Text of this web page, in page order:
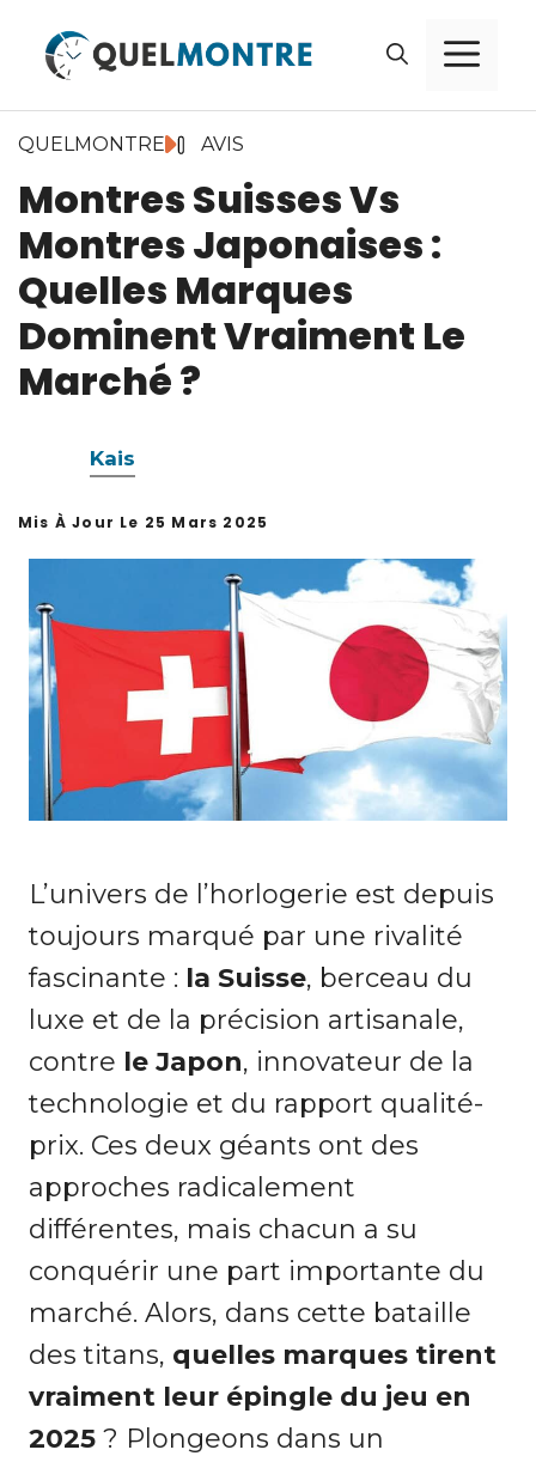
contenu
QUELMONTRE AVIS
Montres Suisses Vs
Montres Japonaises :
Quelles Marques
Dominent Vraiment Le
Marché ?
Kais
Mis À Jour Le 25 Mars 2025
L’univers de l’horlogerie est depuis
toujours marqué par une rivalité
fascinante : la Suisse, berceau du
luxe et de la précision artisanale,
contre le Japon, innovateur de la
technologie et du rapport qualité-
prix. Ces deux géants ont des
approches radicalement
différentes, mais chacun a su
conquérir une part importante du
marché. Alors, dans cette bataille
des titans, quelles marques tirent
vraiment leur épingle du jeu en
2025 ? Plongeons dans un